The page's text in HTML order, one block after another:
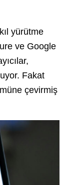
yürütme
ve Google
Fakat
çevirmiş